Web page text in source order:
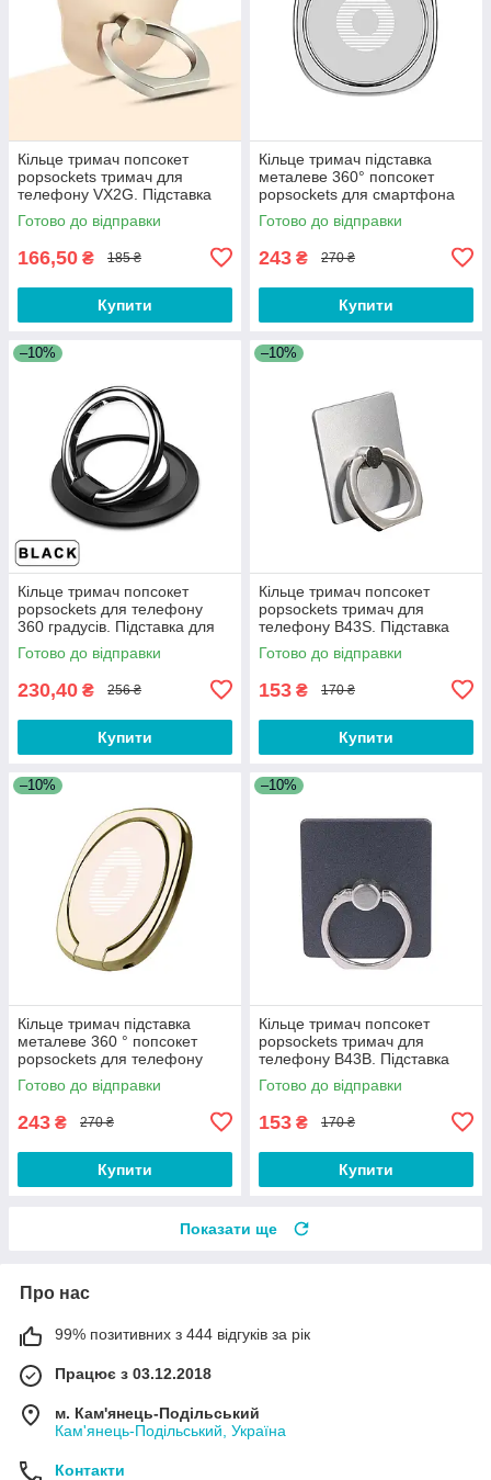
Кільце тримач попсокет
popsockets тримач для
телефону VX2G. Підставка
для смартфона
Готово до відправки
166,50 ₴ 185 ₴
Купити
Кільце тримач підставка
металеве 360° попсокет
popsockets для смартфона
J123E Сріблястий
Готово до відправки
243 ₴ 270 ₴
Купити
–10%
Кільце тримач попсокет
popsockets для телефону
360 градусів. Підставка для
смартфона Voxlink Чорне
Готово до відправки
230,40 ₴ 256 ₴
Купити
–10%
Кільце тримач попсокет
popsockets тримач для
телефону B43S. Підставка
для смартфона
Готово до відправки
153 ₴ 170 ₴
Купити
–10%
Кільце тримач підставка
металеве 360 ° попсокет
popsockets для телефону
смартфона J123E Золотисте
Готово до відправки
243 ₴ 270 ₴
Купити
–10%
Кільце тримач попсокет
popsockets тримач для
телефону B43B. Підставка
для смартфона
Готово до відправки
153 ₴ 170 ₴
Купити
Показати ще
Про нас
99% позитивних з 444 відгуків за рік
Працює з 03.12.2018
м. Кам'янець-Подільський
Кам'янець-Подільський, Україна
Контакти